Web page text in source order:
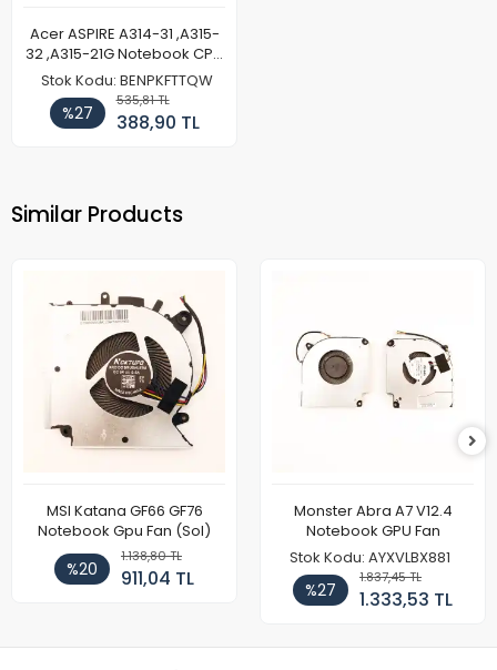
Acer ASPIRE A314-31 ,A315-
32 ,A315-21G Notebook CPU
Fan
Stok Kodu: BENPKFTTQW
%27
535,81 TL
388,90 TL
Similar Products
MSI Katana GF66 GF76
Notebook Gpu Fan (Sol)
%20
1.138,80 TL
911,04 TL
Monster Abra A7 V12.4
Notebook GPU Fan
Stok Kodu: AYXVLBX881
%27
1.837,45 TL
1.333,53 TL